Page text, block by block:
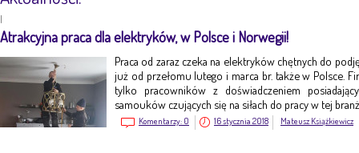
|
Atrakcyjna praca dla elektryków, w Polsce i Norwegii!
Praca od zaraz czeka na elektryków chętnych do
już od przełomu lutego i marca br. także w Polsce.
tylko pracowników z doświadczeniem
samouków czujących się na siłach do pracy w tej
Komentarzy: 0 16 stycznia 2018 Mateusz Książkiewicz